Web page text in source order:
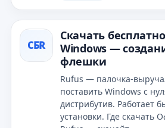
СБR
Скачать
Windows —
флешки
Rufus —
поставить Windows с
дистрибутив. Работает
установки. Где скачать